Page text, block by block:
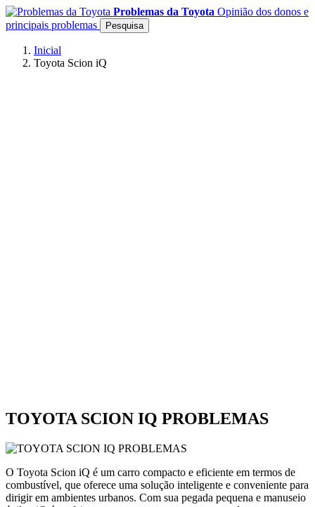
Problemas da Toyota Opinião dos donos e
principais problemas
Pesquisa
Inicial
Toyota Scion iQ
TOYOTA SCION IQ PROBLEMAS
O Toyota Scion iQ é um carro compacto e eficiente em termos de
combustível, que oferece uma solução inteligente e conveniente para
dirigir em ambientes urbanos. Com sua pegada pequena e manuseio